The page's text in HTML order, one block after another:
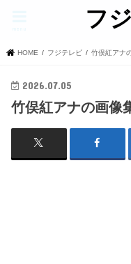
フ
HOME フジテレビ 竹俣紅アナ
2026.07.05
竹俣紅アナの画像